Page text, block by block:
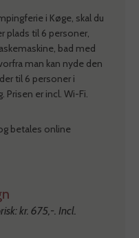
i Køge, skal du
plads til 6 personer,
bad med
man kan nyde den
til 6 personer i
Prisen er incl. Wi-Fi.
betales online
kr. 675,-. Incl.